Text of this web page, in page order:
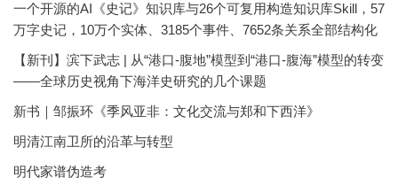
一个开源的AI《史记》知识库与26个可复用构造知识库Skill，57
万字史记，10万个实体、3185个事件、7652条关系全部结构化
【新刊】滨下武志 | 从“港口-腹地”模型到“港口-腹海”模型的转变
——全球历史视角下海洋史研究的几个课题
新书｜邹振环《季风亚非：文化交流与郑和下西洋》
明清江南卫所的沿革与转型
明代家谱伪造考